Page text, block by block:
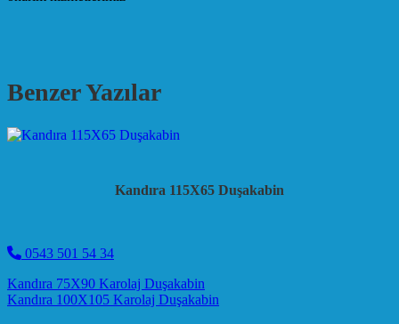
Benzer Yazılar
Kandıra 115X65 Duşakabin
0543 501 54 34
Post navigation
Kandıra 75X90 Karolaj Duşakabin
Kandıra 100X105 Karolaj Duşakabin